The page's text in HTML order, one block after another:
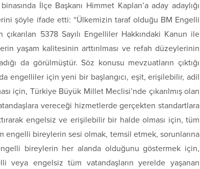
İlçe Başkanı Himmet Kaplan’a aday adaylığı
şöyle ifade etti: “Ülkemizin taraf olduğu BM Engelli
çıkarılan 5378 Sayılı Engelliler Hakkındaki Kanun ile
yaşam kalitesinin arttırılması ve refah düzeylerinin
da görülmüştür. Söz konusu mevzuatların çıktığı
engelliler için yeni bir başlangıcı, eşit, erişilebilir, adil
için, Türkiye Büyük Millet Meclisi’nde çıkarılmış olan
vereceği hizmetlerde gerçekten standartlara
engelsiz ve erişilebilir bir halde olması için, tüm
engelli bireylerin sesi olmak, temsil etmek, sorunlarına
bireylerin her alanda olduğunu göstermek için,
veya engelsiz tüm vatandaşların yerelde yaşanan